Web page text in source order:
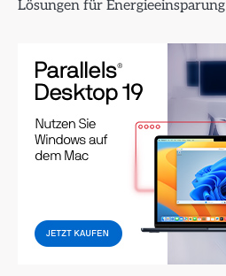
Lösungen für Energieeinsparung